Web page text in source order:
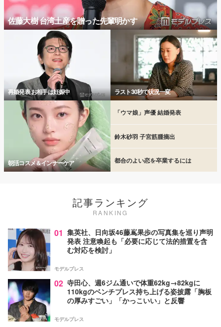
佐藤大樹 台湾土産を贈った先輩明かす
再婚発表 お相手は妊娠中 ラスト30秒で状況一変
朝活コスメ＆インナーケア
「ウマ娘」声優 結婚発表
鈴木砂羽 子宮筋腫摘出
都合のよい恋を卒業するには
記事ランキング
RANKING
01 集英社、日向坂46藤嶌果歩の写真集を巡り声明
発表 注意喚起も「必要に応じて法的措置を含
む対応を検討」
モデルプレス
02 寺田心、週6ジム通いで体重62kg→82kgに
110kgのベンチプレス持ち上げる姿披露「胸板
の厚みすごい」「かっこいい」と反響
モデルプレス